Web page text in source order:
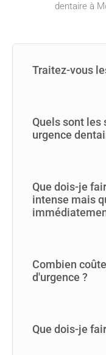
dentaire à
Traitez-vous
Quels sont les
urgence
Que dois-je
intense mais
Combien
d'urgence ?
Que dois-je